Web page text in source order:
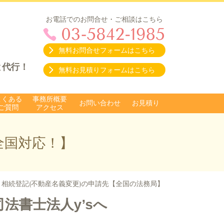
行！
お電話でのお問合せ・ご相談はこちら
03-5842-1985
無料お問合せフォームはこちら
無料お見積りフォームはこちら
くある
質問
事務所概要
アクセス
お問い合わせ お見積り
対応！】
相続登記(不動産名義変更)の申請先【全国の法務局】
書士法人y’sへ